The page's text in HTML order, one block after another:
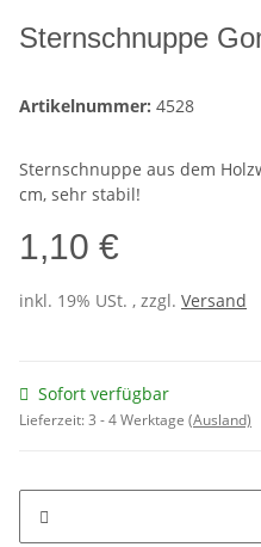
Sternschnuppe
Artikelnummer: 4528
Sternschnuppe aus dem
cm, sehr stabil!
1,10 €
inkl. 19% USt. , zzgl. Versand
Sofort verfügbar
Lieferzeit:3 - 4 Werktage (Ausland)